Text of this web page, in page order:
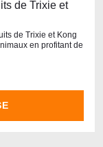
de Trixie et
de Trixie et Kong
en profitant de